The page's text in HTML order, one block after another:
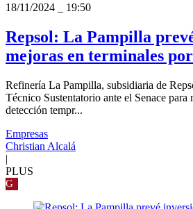
18/11/2024
19:50
Repsol: La Pampilla
mejoras en terminales
Refinería La Pampilla, subsidiaria de
Técnico Sustentatorio ante el Senace para
detección tempr...
Empresas
Christian Alcalá
|
PLUS
G